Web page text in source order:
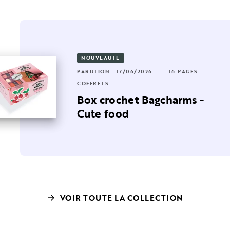
PAGES
: 08/10/2025
breloques Maneki Neko
NOUVEAUTÉ
PARUTION : 17/06/2026
16 PAGES
COFFRETS
Box crochet Bagcharms -
Cute food
arrow_forward VOIR TOUTE LA COLLECTION